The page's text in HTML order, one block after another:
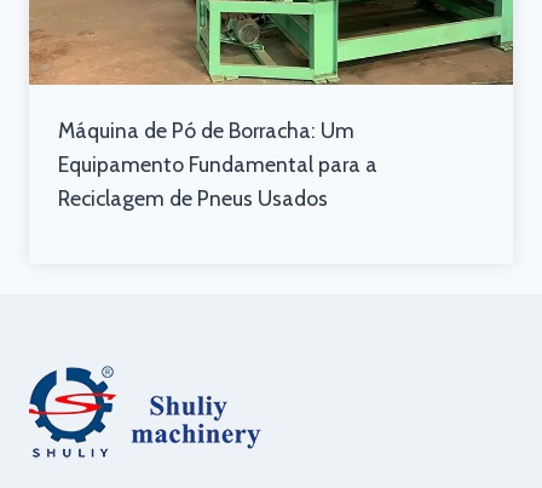
Máquina de Pó de Borracha: Um
Equipamento Fundamental para a
Reciclagem de Pneus Usados